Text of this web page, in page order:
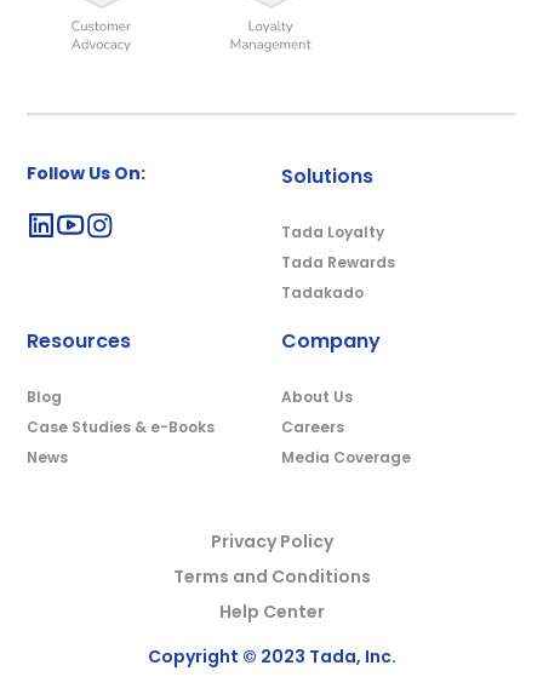
Follow Us On: Solutions
Tada Loyalty
Tada Rewards
Tadakado
Resources
Blog
Case Studies & e-Books
News
Company
About Us
Careers
Media Coverage
Privacy Policy
Terms and Conditions
Help Center
Copyright © 2023 Tada, Inc.